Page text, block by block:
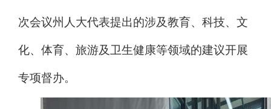
次会议州人大代表提出的涉及教育、 科技、 文
化、 体育、 旅游及卫生健康等领域的建议开展
专项督办。